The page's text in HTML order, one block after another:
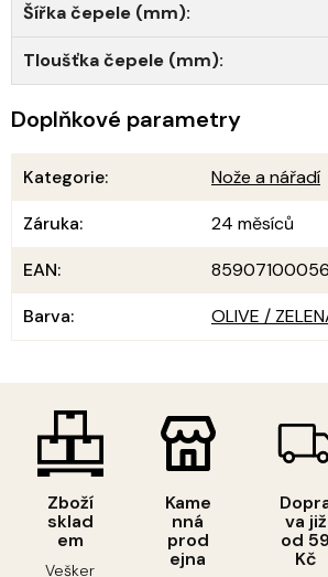
Zboží
sklad
em
Vešker
Kame
nná
prod
ejna
va již
od 59
Kč
Šířka čepele (mm):
Tloušťka čepele (mm):
Doplňkové parametry
Kategorie:
Nože a nářadí
Záruka:
24 měsíců
EAN:
Barva: OLIVE /